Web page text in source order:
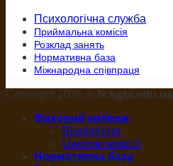
Психологічна служба
Приймальна комісія
Розклад занять
Нормативна база
Міжнародна співпраця
Copyright 2026 © fk.kgta.edu.ua
Фаховий коледж
Відділення
Циклові комісії
Нормативна база